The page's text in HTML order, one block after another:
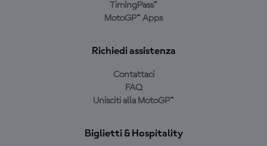
TimingPass™
MotoGP™ Apps
Richiedi assistenza
Contattaci
FAQ
Unisciti alla MotoGP™
Biglietti & Hospitality